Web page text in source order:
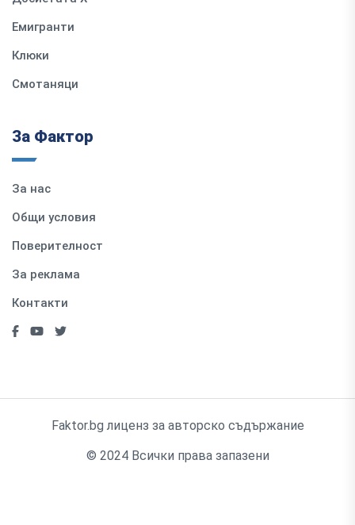
Емигранти
Клюки
Смотаняци
За Фактор
За нас
Общи условия
Поверителност
За реклама
Контакти
Faktor.bg лиценз за авторско съдържание
© 2024 Всички права запазени